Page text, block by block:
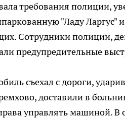
требования полиции,
"Ладу Ларгус"
Сотрудники полиции,
предупредительные
съехал с дороги,
доставили в
управлять машиной. В